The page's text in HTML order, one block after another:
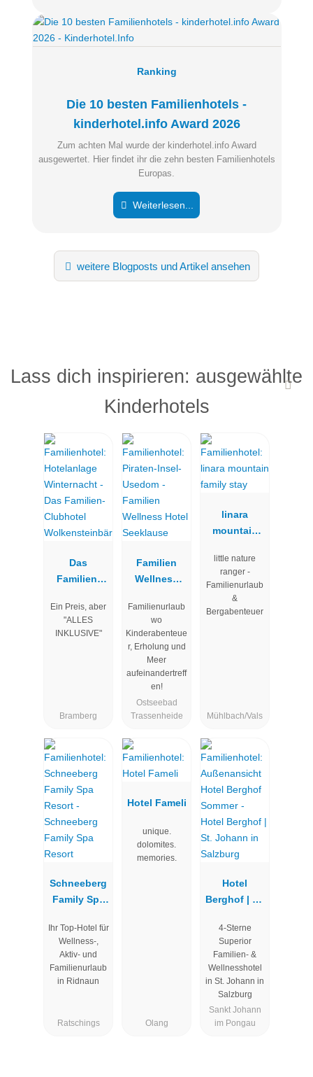
Die 10 besten Familienhotels -
kinderhotel.info Award 2026
Ranking
Zum achten Mal wurde der kinderhotel.info Award
ausgewertet. Hier findet ihr die zehn besten Familienhotels
Europas.
Weiterlesen...
weitere Blogposts und Artikel ansehen
Lass dich inspirieren: ausgewählte
Kinderhotels
Das
Familien-
Wolkenstein
Ein Preis, aber
"ALLES
INKLUSIVE"
Bramberg
Familien
Wellness
Seeklause
Familienurlaub
wo
Kinderabenteue
r, Erholung und
Meer
aufeinandertreff
en!
Ostseebad
Trassenheide
linara
mountain
little nature
ranger -
Familienurlaub
&
Bergabenteuer
Mühlbach/Vals
Schneeberg
Family Spa
Ihr Top-Hotel für
Wellness-,
Aktiv- und
Familienurlaub
in Ridnaun
Ratschings
Hotel Fameli
unique.
dolomites.
memories.
Olang
Hotel
Berghof | St.
Salzburg
4-Sterne
Superior
Familien- &
Wellnesshotel
in St. Johann in
Salzburg
Sankt Johann
im Pongau